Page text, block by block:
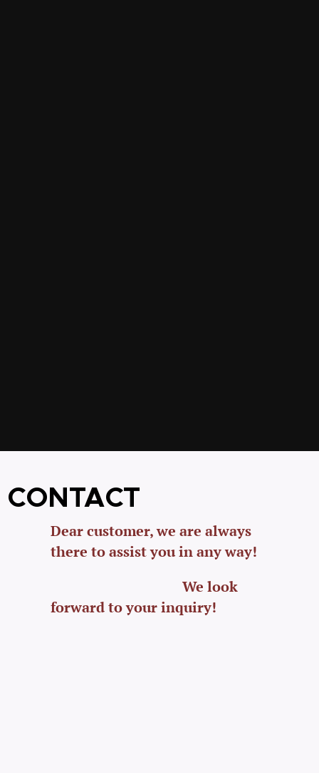
CONTACT
Dear customer, we are always
there to assist you in any way!
We look
forward to your inquiry!